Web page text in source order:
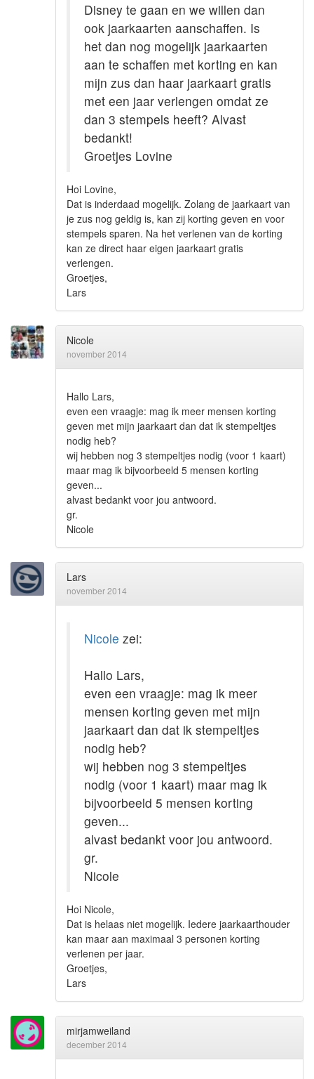
Disney te gaan en we willen dan
ook jaarkaarten aanschaffen. Is
het dan nog mogelijk jaarkaarten
aan te schaffen met korting en kan
mijn zus dan haar jaarkaart gratis
met een jaar verlengen omdat ze
dan 3 stempels heeft? Alvast
bedankt!
Groetjes Lovine
Hoi Lovine,
Dat is inderdaad mogelijk. Zolang de jaarkaart van
je zus nog geldig is, kan zij korting geven en voor
stempels sparen. Na het verlenen van de korting
kan ze direct haar eigen jaarkaart gratis
verlengen.
Groetjes,
Lars
Nicole
november 2014
Hallo Lars,
even een vraagje: mag ik meer mensen korting
geven met mijn jaarkaart dan dat ik stempeltjes
nodig heb?
wij hebben nog 3 stempeltjes nodig (voor 1 kaart)
maar mag ik bijvoorbeeld 5 mensen korting
geven...
alvast bedankt voor jou antwoord.
gr.
Nicole
Lars
november 2014
Nicole zei:
Hallo Lars,
even een vraagje: mag ik meer
mensen korting geven met mijn
jaarkaart dan dat ik stempeltjes
nodig heb?
wij hebben nog 3 stempeltjes
nodig (voor 1 kaart) maar mag ik
bijvoorbeeld 5 mensen korting
geven...
alvast bedankt voor jou antwoord.
gr.
Nicole
Hoi Nicole,
Dat is helaas niet mogelijk. Iedere jaarkaarthouder
kan maar aan maximaal 3 personen korting
verlenen per jaar.
Groetjes,
Lars
mirjamweiland
december 2014